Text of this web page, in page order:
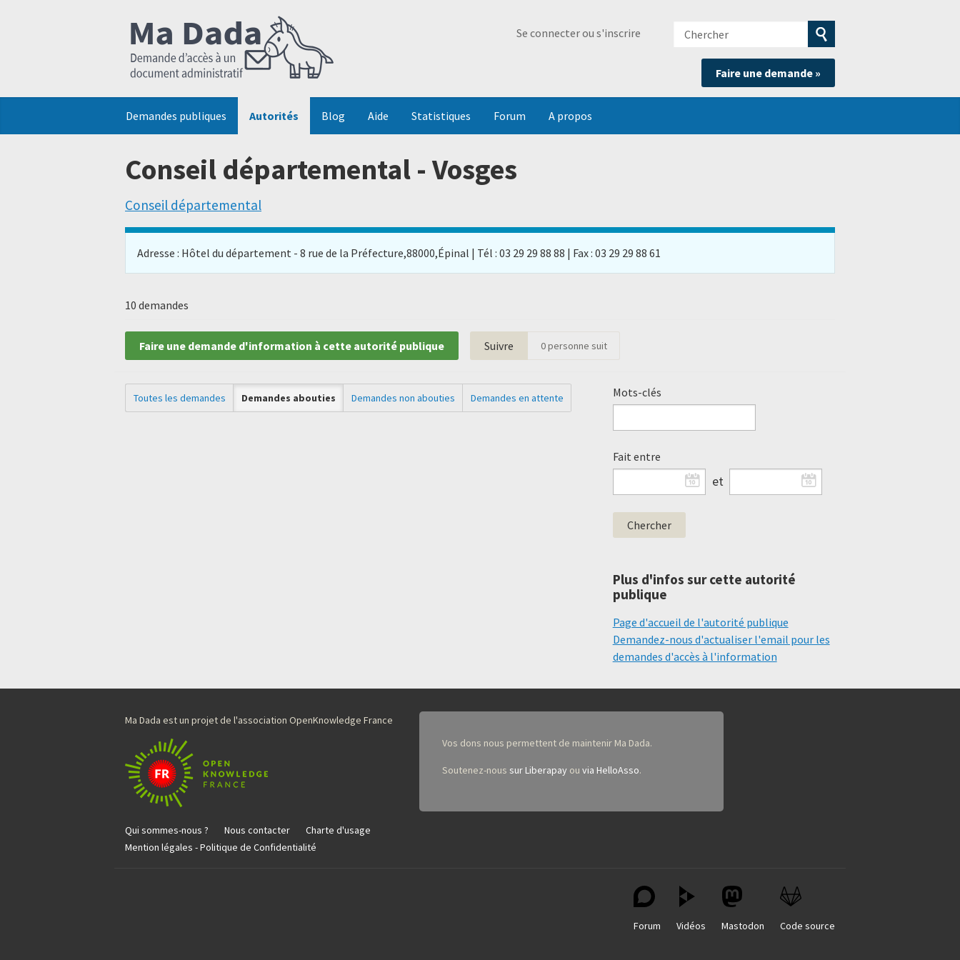
Se connecter ou s'inscrire
Chercher
Soumettre
la
recherche
Faire une demande »
Demandes publiques Autorités Blog Aide Statistiques Forum A propos
Conseil départemental - Vosges
Conseil départemental
Adresse : Hôtel du département - 8 rue de la Préfecture,88000,Épinal | Tél : 03 29 29 88 88 | Fax : 03 29 29 88 61
10 demandes
Faire une demande d'information à cette autorité publique Suivre 0personne suit
Toutes les demandes Demandes abouties Demandes non abouties Demandes en attente Mots-clés
Fait entre
et
Plus d'infos sur cette autorité
publique
Page d'accueil de l'autorité publique
Demandez-nous d'actualiser l'email pour les
demandes d'accès à l'information
Ma Dada est un projet de l'association OpenKnowledge France
Qui sommes-nous ? Nous contacter
Charte d'usage
Mention légales - Politique de Confidentialité
Vos dons nous permettent de maintenir Ma Dada.
Soutenez-nous sur Liberapayou via HelloAsso.
Code source
Mastodon
Vidéos
Forum